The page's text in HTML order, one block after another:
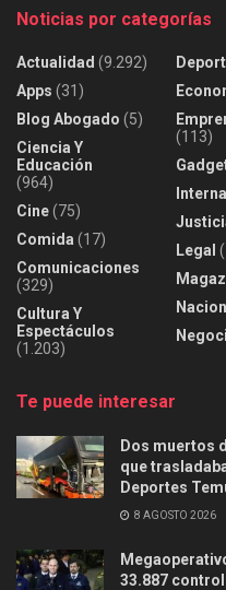
Noticias por categorías
Actualidad (9.292)
Apps (31)
Blog Abogado (5)
Ciencia Y
Educación
(964)
Cine(75)
Comida (17)
Comunicaciones
(329)
Cultura Y
Espectáculos
(1.203)
(113)
Legal
Te puede interesar
Dos muertos
que
Deportes
8 AGOSTO 2026
33.887